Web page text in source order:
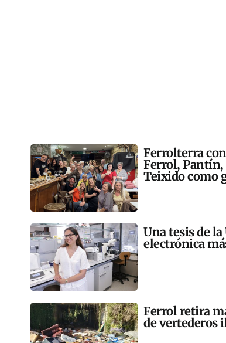
Ferrolterra
Ferrol, Pantín,
Teixido como
Una tesis de
electrónica
Ferrol retira
de vertederos